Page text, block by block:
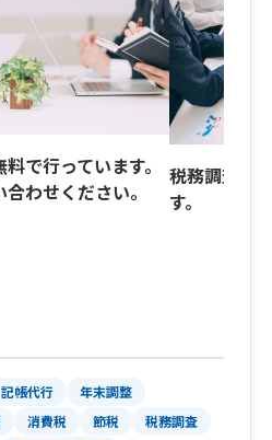
で行っています。
わせください。
税務調査立
す。
記帳代行
年末調整
消費税 節税
税務調査